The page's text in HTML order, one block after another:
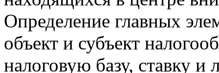
Определение главных
объект и субъект
налоговую базу, ставку и